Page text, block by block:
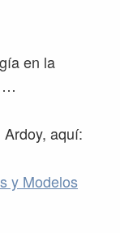
en la
…
aquí:
y Modelos